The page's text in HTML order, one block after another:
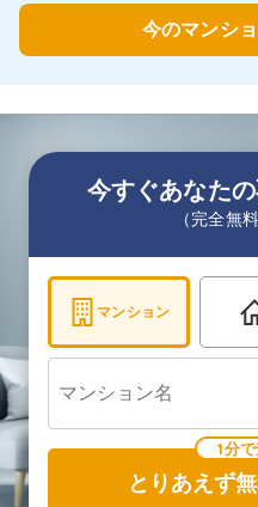
今のマンシ
今すぐあなた
（完全無
マンション
1分
とりあえず